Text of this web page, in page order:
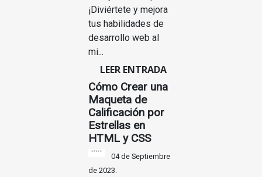
¡Diviértete y mejora
tus habilidades de
desarrollo web al
mi...
LEER ENTRADA
Cómo Crear una
Maqueta de
Calificación por
Estrellas en
HTML y CSS
04 de Septiembre
de 2023.